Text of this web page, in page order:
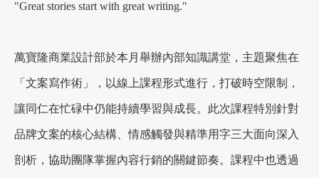
設計案例
課程講座
優惠活動
聯絡我們
"Great stories start with great writing."
萬寶隆商業設計部於本月舉辦內部知識講堂，主題聚焦在
「文案寫作術」，以線上課程形式進行，打破時空限制，
讓同仁在忙碌中仍能持續學習與成長。此次課程特別針對
品牌文案的核心結構、情感觸發與精準用字三大面向深入
剖析，協助團隊掌握內容行銷的關鍵節奏。課程中也透過